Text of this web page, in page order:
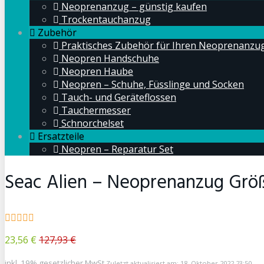
Neoprenanzug – günstig kaufen
Trockentauchanzug
Zubehör
Praktisches Zubehör für Ihren
Neopren Handschuhe
Neopren Haube
Neopren – Schuhe, Füsslinge und Socken
Tauch- und Geräteflossen
Tauchermesser
Schnorchelset
Ersatzteile
Neopren – Reparatur Set
Seac Alien – Neoprenanzug
23,56 € 127,93 €